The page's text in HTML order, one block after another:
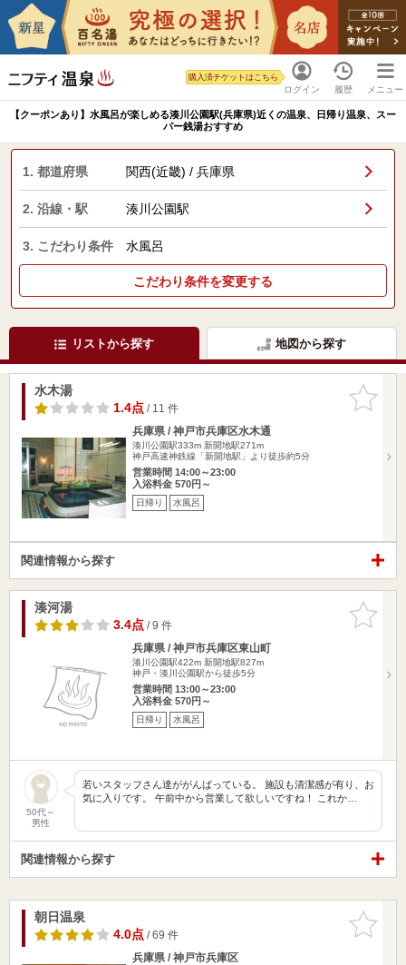
ログイン
購入済チケットはこちら
履歴 メニュー
【クーポンあり】水風呂が楽しめる湊川公園駅(兵庫県)近くの温泉、日帰り温泉、スー
パー銭湯おすすめ
1. 都道府県 関西(近畿) / 兵庫県
2. 沿線・駅 湊川公園駅
3. こだわり条件 水風呂
こだわり条件を変更する
リストから探す 地図から探す
お気に入
りに追加
水木湯
1.4点/ 11 件
兵庫県 / 神戸市兵庫区水木通
湊川公園駅333m 新開地駅271m
神戸高速神鉄線「新開地駅」より徒歩約5分
営業時間 14:00～23:00
入浴料金 570円～
日帰り 水風呂
関連情報から探す
お気に入
りに追加
湊河湯
3.4点/ 9 件
兵庫県 / 神戸市兵庫区東山町
湊川公園駅422m 新開地駅827m
神戸・湊川公園駅から徒歩5分
営業時間 13:00～23:00
入浴料金 570円～
日帰り 水風呂
50代～
男性
若いスタッフさん達ががんばっている。 施設も清潔感が有り、お
気に入りです。 午前中から営業して欲しいですね！ これか…
関連情報から探す
お気に入
りに追加
朝日温泉
4.0点/ 69 件
兵庫県 / 神戸市兵庫区